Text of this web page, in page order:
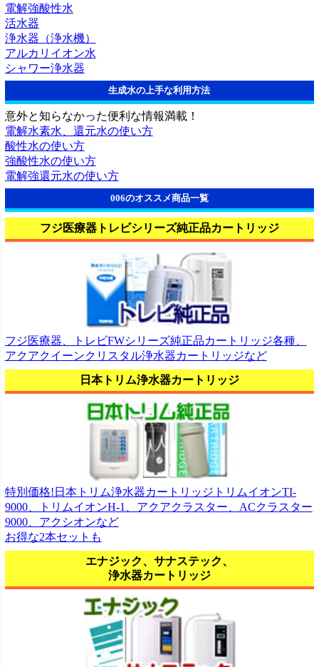
電解強酸性水
活水器
浄水器（浄水機）
アルカリイオン水
シャワー浄水器
生成水の上手な利用方法
意外と知らなかった便利な情報満載！
電解水素水、還元水の使い方
酸性水の使い方
強酸性水の使い方
電解強還元水の使い方
006のオススメ商品一覧
フジ医療器トレビシリーズ純正品カートリッジ
フジ医療器、トレビFWシリーズ純正品カートリッジ各種、
アクアクイーンクリスタル浄水器カートリッジなど
日本トリム浄水器カートリッジ
特別価格!日本トリム浄水器カートリッジトリムイオンTI-
9000、トリムイオンH-1、アクアクラスター、ACクラスター
9000、アクシオンなど
お得な2本セットも
エナジック、サナステック、
浄水器カートリッジ